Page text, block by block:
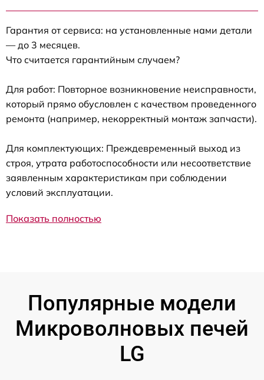
Гарантия от сервиса: на установленные нами детали
— до 3 месяцев.
Что считается гарантийным случаем?
Для работ: Повторное возникновение неисправности,
который прямо обусловлен с качеством проведенного
ремонта (например, некорректный монтаж запчасти).
Для комплектующих: Преждевременный выход из
строя, утрата работоспособности или несоответствие
заявленным характеристикам при соблюдении
условий эксплуатации.
Показать полностью
Популярные модели
Микроволновых печей
LG